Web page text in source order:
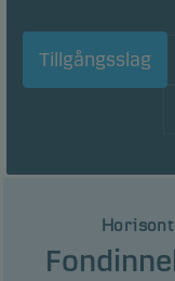
Tillgångsslag